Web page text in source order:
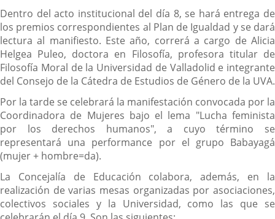
Dentro del acto institucional del día 8, se hará entrega de
los premios correspondientes al Plan de Igualdad y se dará
lectura al manifiesto. Este año, correrá a cargo de Alicia
Helgea Puleo, doctora en Filosofía, profesora titular de
Filosofía Moral de la Universidad de Valladolid e integrante
del Consejo de la Cátedra de Estudios de Género de la UVA.
Por la tarde se celebrará la manifestación convocada por la
Coordinadora de Mujeres bajo el lema "Lucha feminista
por los derechos humanos", a cuyo término se
representará una performance por el grupo Babayagá
(mujer + hombre=da).
La Concejalía de Educación colabora, además, en la
realización de varias mesas organizadas por asociaciones,
colectivos sociales y la Universidad, como las que se